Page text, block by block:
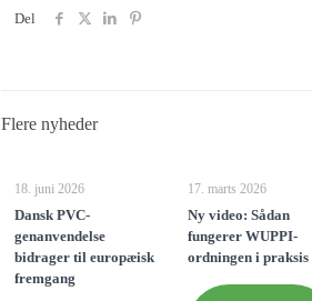
Del
Flere nyheder
18. juni 2026
Dansk PVC-
genanvendelse
bidrager til europæisk
fremgang
17. marts 2026
Ny video: Sådan
fungerer WUPPI-
ordningen i praksis